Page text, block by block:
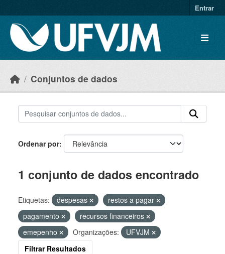
Entrar
Conjuntos de dados
Ordenar por
1 conjunto de dados encontrado
Etiquetas: despesas
restos a pagar
pagamento
recursos financeiros
emepenho
Organizações:
UFVJM
Filtrar Resultados